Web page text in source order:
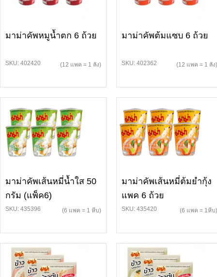
มาม่าคัพหมูน้ำตก 6 ถ้วย
SKU: 402420 (12 แพค = 1 ลัง)
มาม่าคัพต้มแซบ 6 ถ้วย
SKU: 402362 (12 แพค = 1 ลัง)
มาม่าคัพเส้นหมี่น้ำใส 50
กรัม (แพ็ค6)
SKU: 435396 (6 แพค = 1 หีบ)
มาม่าคัพเส้นหมี่ต้มยำกุ้ง
แพค 6 ถ้วย
SKU: 435420 (6 แพค = 1หีบ)